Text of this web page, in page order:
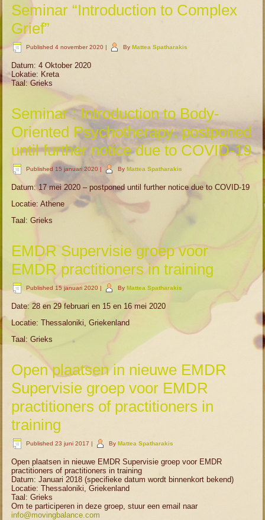
Seminar “Introduction to Complex
Grief”
Published 4 november 2020 | By Mattea Spatharakis
Datum: 4 Oktober 2020
Lokatie: Kreta
Taal: Grieks
Seminar : Introduction to Body-
Oriented Psychotherapy: postponed
until further notice due to COVID-19
Published 15 januari 2020 | By Mattea Spatharakis
Datum: 17 mei 2020 – postponed until further notice due to COVID-19
Locatie: Athene
Taal: Grieks
EMDR Supervisie groep voor
EMDR practitioners in training
Published 15 januari 2020 | By Mattea Spatharakis
Date: 28 en 29 februari en 15 en 16 mei 2020
Locatie: Thessaloniki, Griekenland
Taal: Grieks
Open plaatsen in nieuwe EMDR
Supervisie groep voor EMDR
practitioners of practitioners in
training
Published 23 juni 2017 | By Mattea Spatharakis
Open plaatsen in nieuwe EMDR Supervisie groep voor EMDR
practitioners of practitioners in training
Datum: Januari 2018 (specifieke datum wordt binnenkort bekend)
Locatie: Thessaloniki, Griekenland
Taal: Grieks
Om te participeren in deze groep, stuur een email naar
info@movingbalance.com